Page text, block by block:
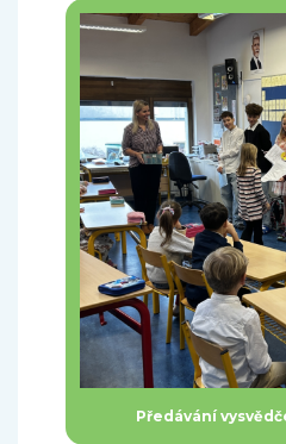
Předávání